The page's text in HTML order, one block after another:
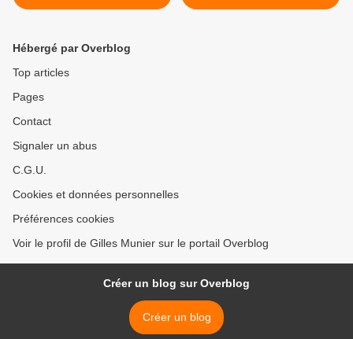
négociations les 23 et 24
Moyen-Orient >
Hébergé par Overblog
Top articles
Pages
Contact
Signaler un abus
C.G.U.
Cookies et données personnelles
Préférences cookies
Voir le profil de Gilles Munier sur le portail Overblog
Créer un blog sur Overblog
Créer un blog